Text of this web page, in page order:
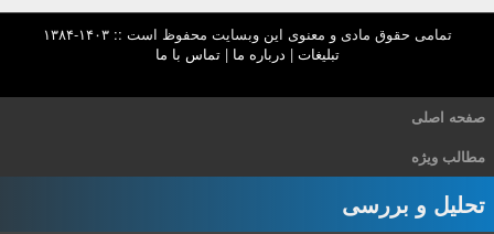
تمامی حقوق مادی و معنوی این وبسایت محفوظ است :: ۱۴۰۳-۱۳۸۴
تبلیغات | درباره ما |تماس با ما
صفحه اصلی
مطالب ویژه
تحلیل و بررسی